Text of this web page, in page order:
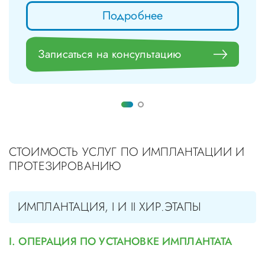
Подробнее
Записаться на консультацию
СТОИМОСТЬ УСЛУГ ПО ИМПЛАНТАЦИИ И
ПРОТЕЗИРОВАНИЮ
ИМПЛАНТАЦИЯ, I И II ХИР.ЭТАПЫ
I. ОПЕРАЦИЯ ПО УСТАНОВКЕ ИМПЛАНТАТА